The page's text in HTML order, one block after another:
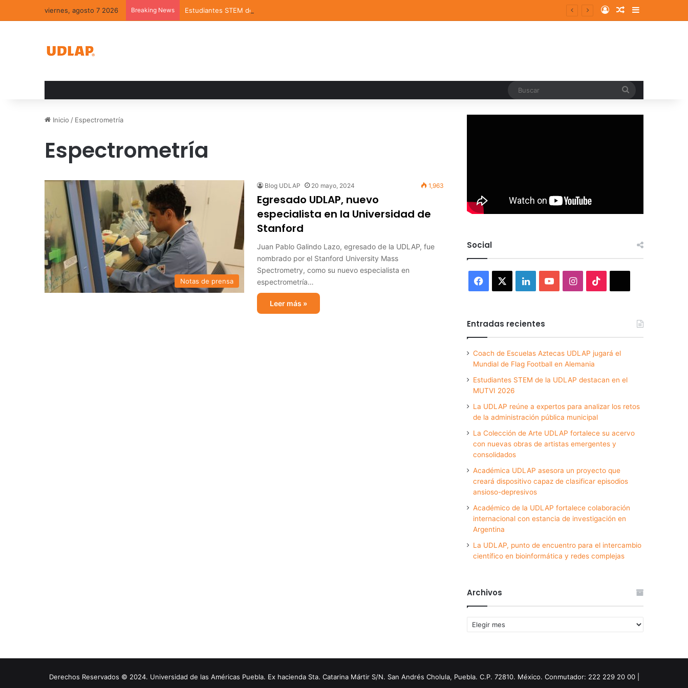
viernes, agosto 7 2026 Breaking News Estudiantes STEM de la UDLAP destacan en el MUTVI 2026 Log InRandom Article
Sidebar
Inicio / Espectrometría
Espectrometría
Notas de prensa
Blog UDLAP 20 mayo, 2024 1,963
Egresado UDLAP, nuevo
especialista en la Universidad de
Stanford
Juan Pablo Galindo Lazo, egresado de la UDLAP, fue
nombrado por el Stanford University Mass
Spectrometry, como su nuevo especialista en
espectrometría…
Leer más »
Social
Facebook LinkedInYouTubeInstagram
Entradas recientes
Coach de Escuelas Aztecas UDLAP jugará el
Mundial de Flag Football en Alemania
Estudiantes STEM de la UDLAP destacan en el
MUTVI 2026
La UDLAP reúne a expertos para analizar los retos
de la administración pública municipal
La Colección de Arte UDLAP fortalece su acervo
con nuevas obras de artistas emergentes y
consolidados
Académica UDLAP asesora un proyecto que
creará dispositivo capaz de clasificar episodios
ansioso-depresivos
Académico de la UDLAP fortalece colaboración
internacional con estancia de investigación en
Argentina
La UDLAP, punto de encuentro para el intercambio
científico en bioinformática y redes complejas
Archivos
Archivos
Derechos Reservados © 2024. Universidad de las Américas Puebla. Ex hacienda Sta. Catarina Mártir S/N. San Andrés Cholula, Puebla. C.P. 72810. México. Conmutador: 222 229 20 00 |